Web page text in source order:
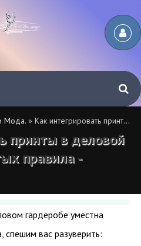
Мода. » Как интегрировать принты в деловой гардероб: 3 простых правила - «Мода»
принты в деловой
правила -
гардеробе уместна
спешим вас разуверить: